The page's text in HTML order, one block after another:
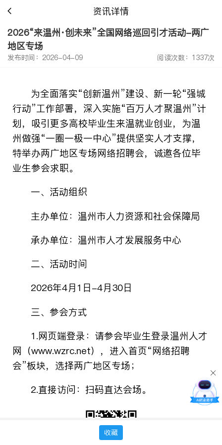
资讯详情
2026“来温州·创未来”全国网络巡回引才活动-两广
地区专场
发布时间：2026-04-09 阅读次数：1337次
为全面落实“创新温州”建设、新一轮“强城
行动”工作部署，深入实施“百万人才聚温州”计
划，吸引更多高校毕业生来温就业创业，为温
州做强“一圈一极一中心”提供坚实人才支撑，
特举办两广地区专场网络招聘会，诚邀各位毕
业生参会求职。
一、 活动组织
主办单位：温州市人力资源和社会保障局
承办单位：温州市人才发展服务中心
二、 活动时间
2026年4月1 日-4月30日
三、参会方式
1.网页端登录：请参会毕业生登录温州人才
网（www.wzrc.net），进入首页“网络招聘
会”板块，选择两广地区专场；
2.直接访问：扫码直达会场。
收藏